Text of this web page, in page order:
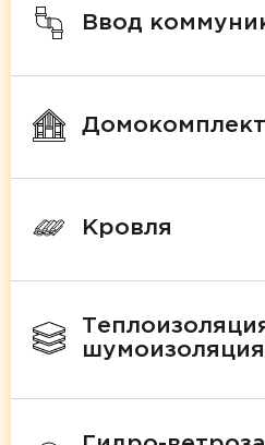
Ввод
Домокомплект
Кровля
шумоизоляция